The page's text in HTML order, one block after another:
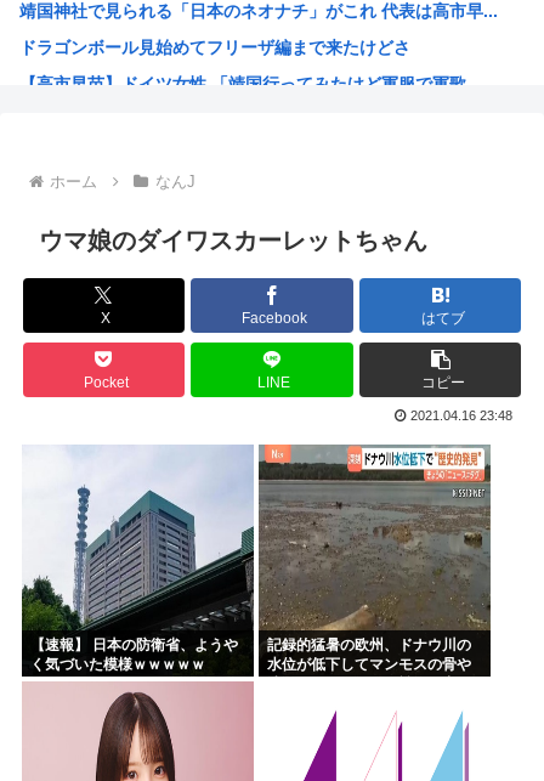
女さん、正論「30過ぎた独身男って20くらいのまま精神年...
「日本で1番有名なドイツ人」、意見が分かれる
靖国神社で見られる「日本のネオナチ」がこれ 代表は高市早...
ドラゴンボール見始めてフリーザ編まで来たけどさ
【高市早苗】ドイツ女性 「靖国行ってみたけど軍服で軍歌...
韓国人「昨日Jリーグで韓国人選手絶対やってはいけないプレ...
絵師さん、AIを疑われ引退
なぜみんなはBLEACH！！！を語らないんだ
【画像】「生徒会にも穴はある！」を全く知らない人にアニメ...
音楽生成AI「Suno」著作権侵害判決 人「人の曲を聴き...
海外「今年、夏の暑さが厳しい日本でこんなものが売れてるら...
海外「神アニメだわ」2026年夏アニメ海外人気ランキング...
ハンターハンター、メインヒロインがいない
韓国人「韓国のイメージ失墜は免れないのか？2011〜12...
進次郎「辺野古の事故ガー!」 記者「米兵がレ●プしました...
高市政権の消費税減税に反対している9人の自民党議員が全て...
ワイ（神絵師）が絵描いたから見てや
ホーム なんJ
ウマ娘のダイワスカーレットちゃん
X Facebook はてブ
Pocket LINE コピー
2021.04.16 23:48
【速報】 日本の防衛省、ようや
く気づいた模様ｗｗｗｗｗ
記録的猛暑の欧州、ドナウ川の
水位が低下してマンモスの骨や